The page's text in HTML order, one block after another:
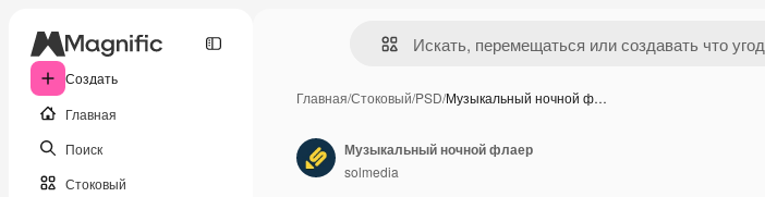
Создать
Главная
Поиск
Стоковый
Главная/Стоковый/PSD/Музыкальный ночной ф…
Музыкальный ночной флаер
solmedia